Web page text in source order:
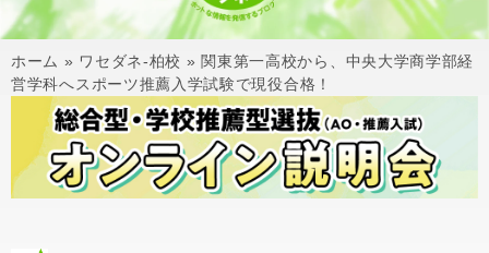
ホーム » ワセダネ-柏校 »関東第一高校から、中央大学商学部経
営学科へスポーツ推薦入学試験で現役合格！